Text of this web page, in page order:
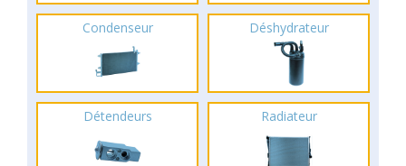
Condenseur Déshydrateur
Détendeurs Radiateur